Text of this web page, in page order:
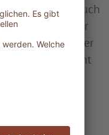
lassen, aber auch
Serum und der
Ihrer Tages- oder
Booster leicht